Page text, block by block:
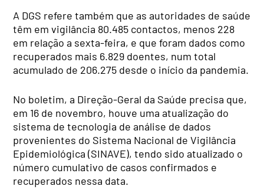
A DGS refere também que as autoridades de saúde
têm em vigilância 80.485 contactos, menos 228
em relação a sexta-feira, e que foram dados como
recuperados mais 6.829 doentes, num total
acumulado de 206.275 desde o início da pandemia.
No boletim, a Direção-Geral da Saúde precisa que,
em 16 de novembro, houve uma atualização do
sistema de tecnologia de análise de dados
provenientes do Sistema Nacional de Vigilância
Epidemiológica (SINAVE), tendo sido atualizado o
número cumulativo de casos confirmados e
recuperados nessa data.